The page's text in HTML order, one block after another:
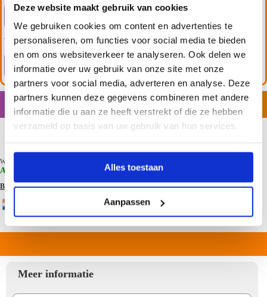
Deze website maakt gebruik van cookies
We gebruiken cookies om content en advertenties te
personaliseren, om functies voor social media te bieden
en om ons websiteverkeer te analyseren. Ook delen we
informatie over uw gebruik van onze site met onze
partners voor social media, adverteren en analyse. Deze
partners kunnen deze gegevens combineren met andere
informatie die u aan ze heeft verstrekt of die ze hebben
verzameld op basis van uw gebruik van hun services.
Alles toestaan
Aanpassen
Wilt u ook de juiste maat Beton boor erbij?
Aantal: Totaal: €534.85
Wanneer u vandaag bestelt voor 16.00 uur dan ontvangt u het product
Augustus 2026
in huis , of kies uw gewenste bezorgdag.
Bezorginformatie
Meer informatie